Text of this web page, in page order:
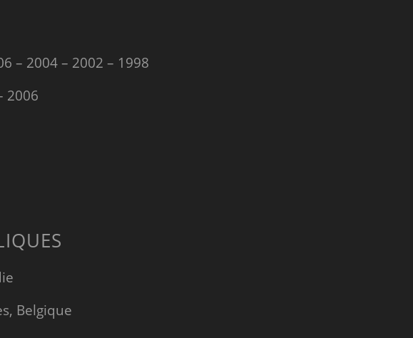
– 2004 – 2002 – 1998
2006
Belgique